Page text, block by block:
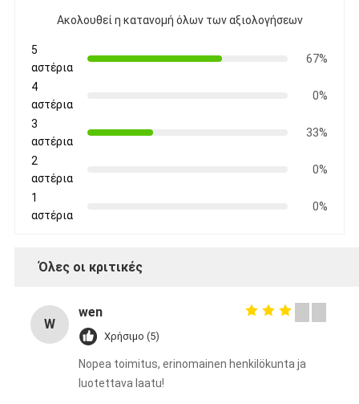
Ακολουθεί η κατανομή όλων των αξιολογήσεων
5
αστέρια
67%
4
αστέρια
0%
3
αστέρια
33%
2
αστέρια
0%
1
αστέρια
0%
Όλες οι κριτικές
W
wen
Χρήσιμο (5)
Nopea toimitus, erinomainen henkilökunta ja
luotettava laatu!